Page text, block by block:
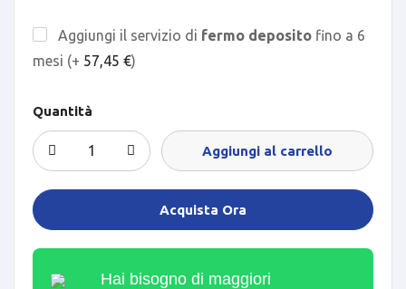
Aggiungi il servizio di fermo deposito fino a 6
mesi (+ 57,45 €)
Quantità
Aggiungi al carrello
Acquista Ora
Hai bisogno di maggiori